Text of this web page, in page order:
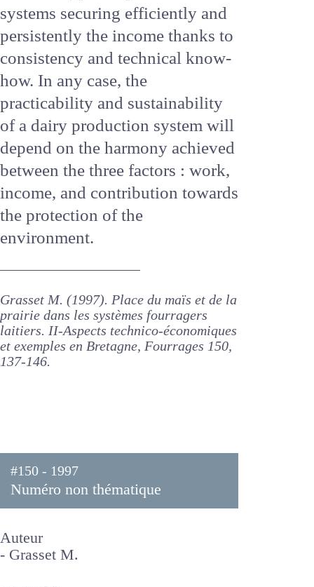
may thus change according to
the situations and the rearing
strategies. The networks of
reference farms show that
there are three types of
production systems securing
efficiently and persistently the
income thanks to consistency
and technical know-how. In any
case, the practicability and
sustainability of a dairy
between the three factors :
work, income, and contribution
towards the protection of the
prairie dans les systèmes fourragers
laitiers. II-Aspects technico-
économiques et exemples en Bretagne,
Fourrages 150, 137-146.